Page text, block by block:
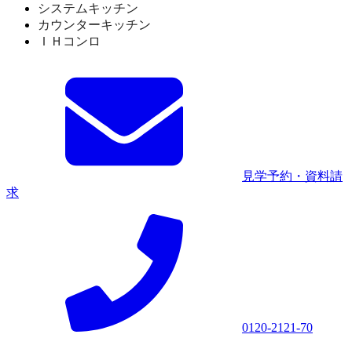
システムキッチン
カウンターキッチン
ＩＨコンロ
見学予約・資料請
求
0120-2121-70